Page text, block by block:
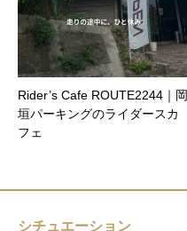
Rider’s Cafe ROUTE2244｜岡
垣パーキングのライダースカ
フェ
シチュエーション